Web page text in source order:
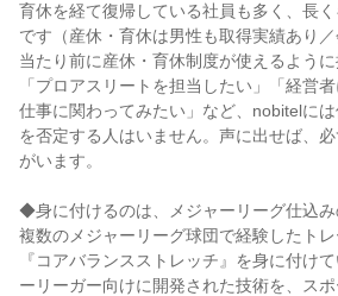
育休を経て復帰している社員も多く、長
です（産休・育休は男性も取得実績あり
当たり前に産休・育休制度が使えるように
「プロアスリートを担当したい」「経営
仕事に関わってみたい」など、nobitelには
を否定する人はいません。声に出せば、
がいます。
◆身に付けるのは、メジャーリーグ仕込
複数のメジャーリーグ球団で経験したトレ
『コアバランスストレッチ』を身に付け
ーリーガー向けに開発された技術を、ス